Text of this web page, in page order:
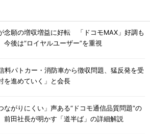
念願の増収増益に好転 「ドコモMAX」好調も
今後は“ロイヤルユーザー”を重視
料パトカー・消防車から徴収問題、猛反発を受
を進めていく」と会長
ながりにくい」声ある“ドコモ通信品質問題”の
田社長が明かす「道半ば」の詳細解説